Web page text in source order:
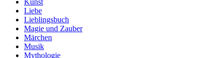
Liebe
Lieblingsbuch
Magie und Zauber
Märchen
Musik
Mythologie